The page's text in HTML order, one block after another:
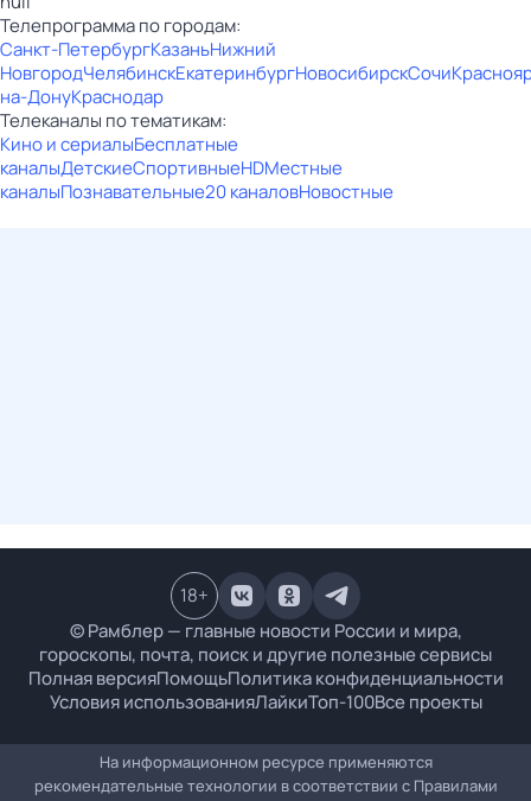
Телепрограмма по городам:
Санкт-ПетербургКазаньНижний
НовгородЧелябинскЕкатеринбургНовосибирскСочи
на-ДонуКраснодар
Телеканалы по тематикам:
Кино и сериалыБесплатные
каналыДетскиеСпортивныеHDМестные
каналыПознавательные20 каналовНовостные
© Рамблер — главные новости России и мира,
гороскопы, почта, поиск и другие полезные сервисы
Полная версияПомощьПолитика конфиденциальности
Условия использованияЛайкиТоп-100Все проекты
18+
На информационном ресурсе применяются
рекомендательные технологии в соответствии с Правилами